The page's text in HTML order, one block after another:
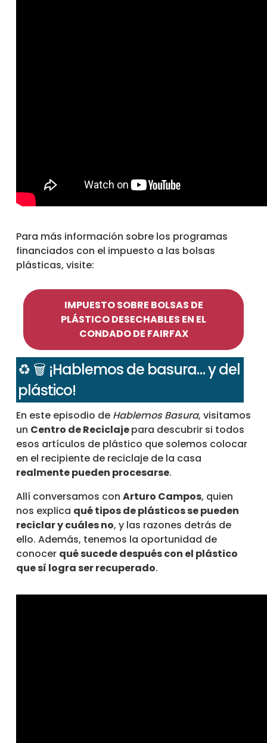
Para más información sobre los programas
financiados con el impuesto a las bolsas
plásticas, visite:
IMPUESTO SOBRE BOLSAS DE
PLÁSTICO DESECHABLES EN EL
CONDADO DE FAIRFAX
♻️ 🗑️ ¡Hablemos de basura… y del
plástico!
En este episodio de Hablemos Basura, visitamos
un Centro de Reciclajepara descubrir si todos
esos artículos de plástico que solemos colocar
en el recipiente de reciclaje de la casa
realmente pueden procesarse.
Allí conversamos con Arturo Campos, quien
nos explica qué tipos de plásticos se pueden
reciclar y cuáles no, y las razones detrás de
ello. Además, tenemos la oportunidad de
conocer qué sucede después con el plástico
que sí logra ser recuperado.